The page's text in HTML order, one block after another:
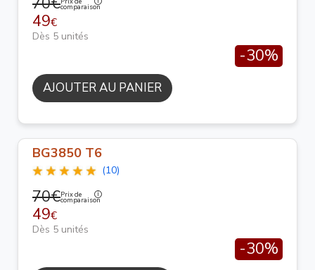
comparaison
49€
Dès 5 unités
-30%
AJOUTER AU PANIER
BG3850 T6
(10)
70€Prix de
comparaison
49€
Dès 5 unités
-30%